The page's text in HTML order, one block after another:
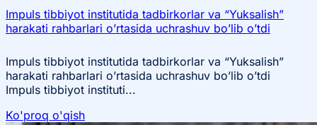
Impuls tibbiyot institutida tadbirkorlar va “Yuksalish”
harakati rahbarlari o’rtasida uchrashuv bo’lib o’tdi
Impuls tibbiyot institutida tadbirkorlar va “Yuksalish”
harakati rahbarlari o’rtasida uchrashuv bo’lib o’tdi
Impuls tibbiyot instituti...
Ko'proq o'qish